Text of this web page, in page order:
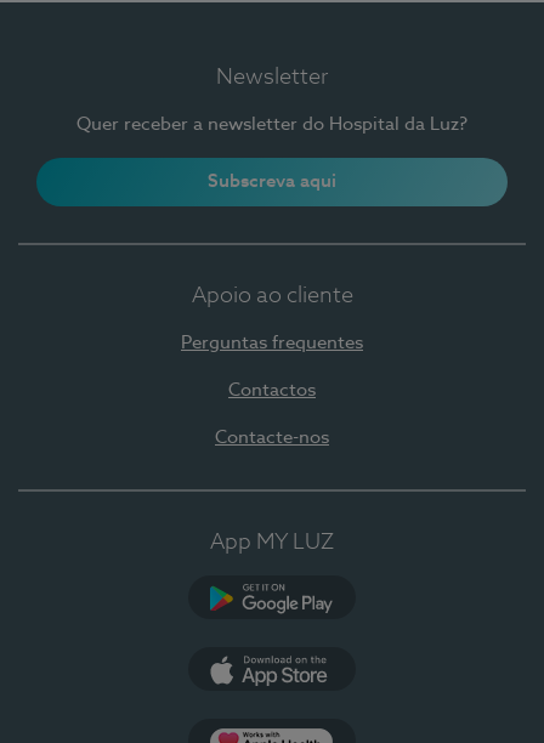
Newsletter
Quer receber a newsletter do Hospital da Luz?
Subscreva aqui
Apoio ao cliente
Perguntas frequentes
Contactos
Contacte-nos
App MY LUZ